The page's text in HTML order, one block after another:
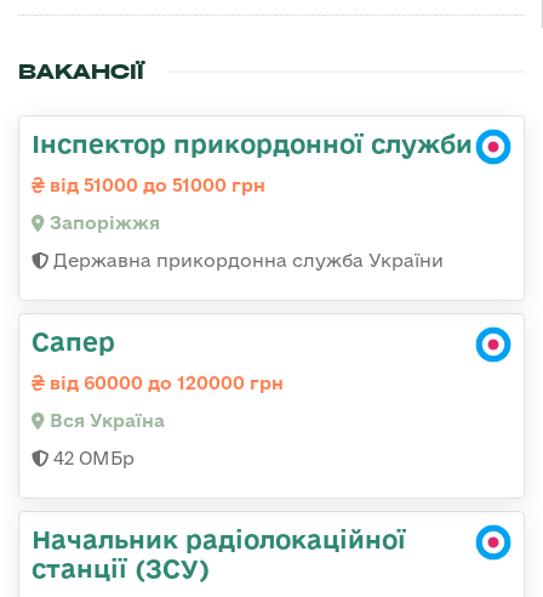
ВАКАНСІЇ
Інспектор прикордонної служби
від 51000 до 51000 грн
Запоріжжя
Державна прикордонна служба України
Сапер
від 60000 до 120000 грн
Вся Україна
42 ОМБр
Начальник радіолокаційної
станції (ЗСУ)